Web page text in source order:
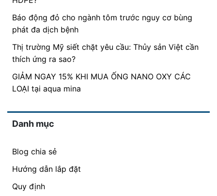
Báo động đỏ cho ngành tôm trước nguy cơ bùng
phát đa dịch bệnh
Thị trường Mỹ siết chặt yêu cầu: Thủy sản Việt cần
thích ứng ra sao?
GIẢM NGAY 15% KHI MUA ỐNG NANO OXY CÁC
LOẠI tại aqua mina
Danh mục
Blog chia sẻ
Hướng dẫn lắp đặt
Quy định